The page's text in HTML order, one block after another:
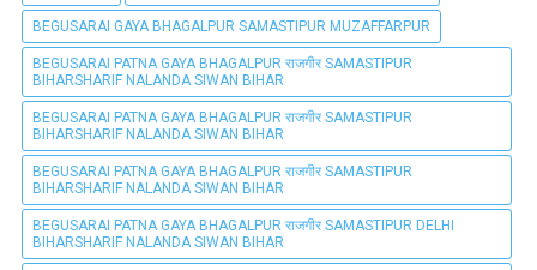
BEGUSARAI GAYA BHAGALPUR SAMASTIPUR MUZAFFARPUR
BEGUSARAI PATNA GAYA BHAGALPUR राजगीर SAMASTIPUR
BIHARSHARIF NALANDA SIWAN BIHAR
BEGUSARAI PATNA GAYA BHAGALPUR राजगीर SAMASTIPUR
BIHARSHARIF NALANDA SIWAN BIHAR
BEGUSARAI PATNA GAYA BHAGALPUR राजगीर SAMASTIPUR
BIHARSHARIF NALANDA SIWAN BIHAR
BEGUSARAI PATNA GAYA BHAGALPUR राजगीर SAMASTIPUR DELHI
BIHARSHARIF NALANDA SIWAN BIHAR